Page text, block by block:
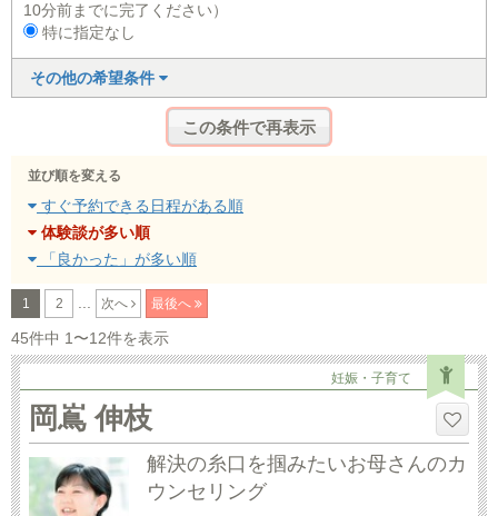
10分前までに完了ください）
特に指定なし
その他の希望条件
並び順を変える
すぐ予約できる日程がある順
体験談が多い順
「良かった」が多い順
1 2 次へ 最後へ
45件中 1〜12件を表示
妊娠・子育て
岡嶌 伸枝
解決の糸口を掴みたいお母さんのカ
ウンセリング